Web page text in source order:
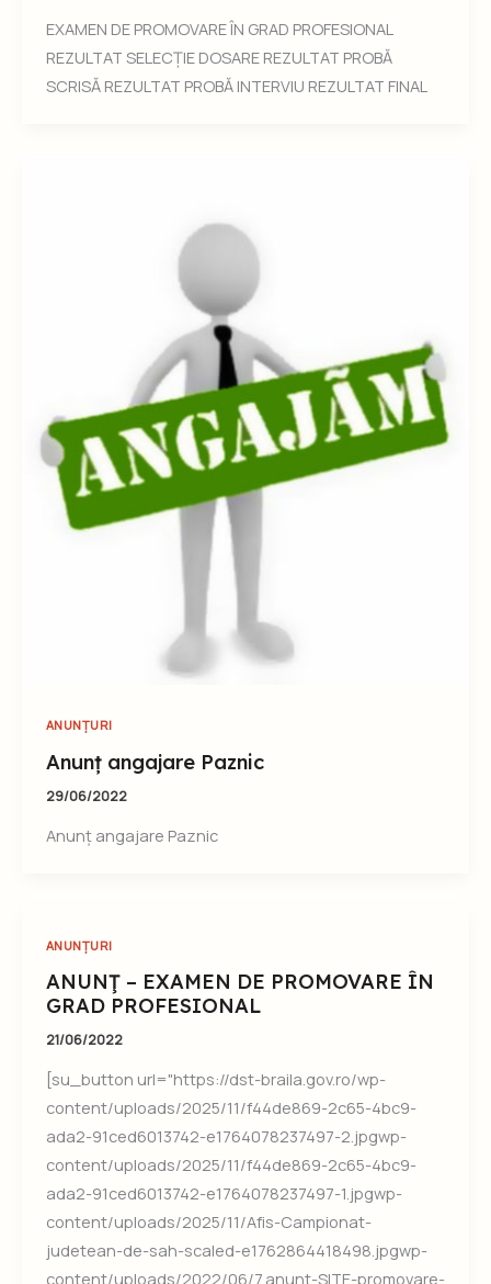
EXAMEN DE PROMOVARE ÎN GRAD PROFESIONAL
REZULTAT SELECȚIE DOSARE REZULTAT PROBĂ
SCRISĂ REZULTAT PROBĂ INTERVIU REZULTAT FINAL
ANUNȚURI
Anunț angajare Paznic
29/06/2022
Anunț angajare Paznic
ANUNȚURI
ANUNŢ – EXAMEN DE PROMOVARE ÎN
GRAD PROFESIONAL
21/06/2022
[su_button url="https://dst-braila.gov.ro/wp-
content/uploads/2025/11/f44de869-2c65-4bc9-
ada2-91ced6013742-e1764078237497-2.jpgwp-
content/uploads/2025/11/f44de869-2c65-4bc9-
ada2-91ced6013742-e1764078237497-1.jpgwp-
content/uploads/2025/11/Afis-Campionat-
judetean-de-sah-scaled-e1762864418498.jpgwp-
content/uploads/2022/06/7.anunt-SITE-promovare-